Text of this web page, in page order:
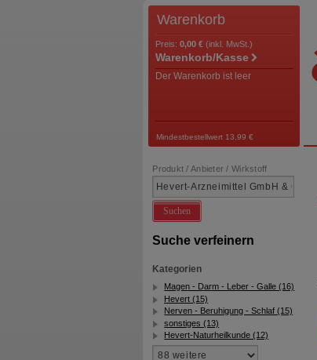
Warenkorb
Preis: 0,00 € (inkl. MwSt.)
Warenkorb/Kasse
Der Warenkorb ist leer
Mindestbestellwert 13,99 €
Produkt / Anbieter / Wirkstoff
Suchen
Suche verfeinern
Kategorien
Magen - Darm - Leber - Galle (16)
Hevert (15)
Nerven - Beruhigung - Schlaf (15)
sonstiges (13)
Hevert-Naturheilkunde (12)